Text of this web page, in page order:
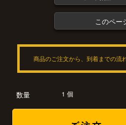
このペー
商品のご注文から、到着までの流
数量 1 個